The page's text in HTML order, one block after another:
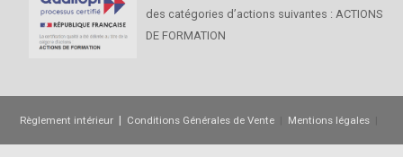
des catégories d’actions suivantes : ACTIONS
DE FORMATION
Règlement intérieur | Conditions Générales de Vente Mentions légales